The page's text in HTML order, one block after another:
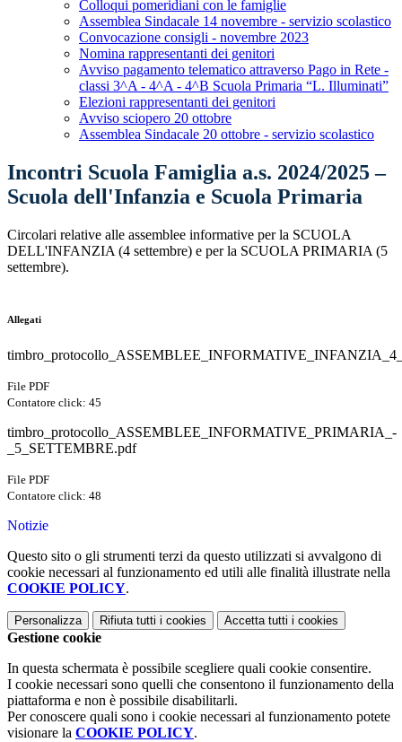
Colloqui pomeridiani con le famiglie
Assemblea Sindacale 14 novembre - servizio scolastico
Convocazione consigli - novembre 2023
Nomina rappresentanti dei genitori
Avviso pagamento telematico attraverso Pago in Rete -
classi 3^A - 4^A - 4^B Scuola Primaria “L. Illuminati”
Elezioni rappresentanti dei genitori
Avviso sciopero 20 ottobre
Assemblea Sindacale 20 ottobre - servizio scolastico
Incontri Scuola Famiglia a.s. 2024/2025 –
Scuola dell'Infanzia e Scuola Primaria
Circolari relative alle assemblee informative per la SCUOLA
DELL'INFANZIA (4 settembre) e per la SCUOLA PRIMARIA (5
settembre).
Allegati
File PDF
Contatore click: 45
timbro_protocollo_ASSEMBLEE_INFORMATIVE_PRIMARIA_-
_5_SETTEMBRE.pdf
File PDF
Contatore click: 48
Notizie
Questo sito o gli strumenti terzi da questo utilizzati si avvalgono di
cookie necessari al funzionamento ed utili alle finalità illustrate nella
COOKIE POLICY.
Personalizza Rifiuta tutti i cookies Accetta tutti i cookies
Gestione cookie
In questa schermata è possibile scegliere quali cookie consentire.
I cookie necessari sono quelli che consentono il funzionamento della
piattaforma e non è possibile disabilitarli.
Per conoscere quali sono i cookie necessari al funzionamento potete
visionare la COOKIE POLICY.